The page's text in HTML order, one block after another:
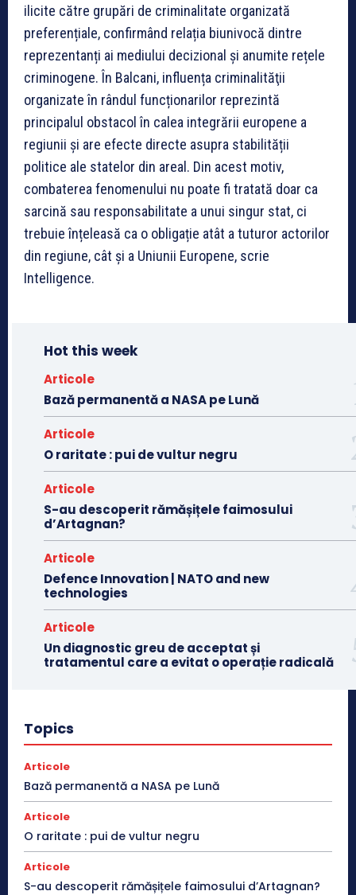
ilicite către grupări de criminalitate organizată
preferențiale, confirmând relația biunivocă dintre
reprezentanți ai mediului decizional și anumite rețele
criminogene. În Balcani, influența criminalităţii
organizate în rândul funcționarilor reprezintă
principalul obstacol în calea integrării europene a
regiunii și are efecte directe asupra stabilității
politice ale statelor din areal. Din acest motiv,
combaterea fenomenului nu poate fi tratată doar ca
sarcină sau responsabilitate a unui singur stat, ci
trebuie înțeleasă ca o obligație atât a tuturor actorilor
din regiune, cât și a Uniunii Europene, scrie
Intelligence.
Hot this week
Articole
Bază permanentă a NASA pe Lună
Articole
O raritate : pui de vultur negru
Articole
S-au descoperit rămășițele faimosului
d’Artagnan?
Articole
Defence Innovation | NATO and new
technologies
Articole
Un diagnostic greu de acceptat și
tratamentul care a evitat o operație radicală
Topics
Articole
Bază permanentă a NASA pe Lună
Articole
O raritate : pui de vultur negru
Articole
S-au descoperit rămășițele faimosului d’Artagnan?